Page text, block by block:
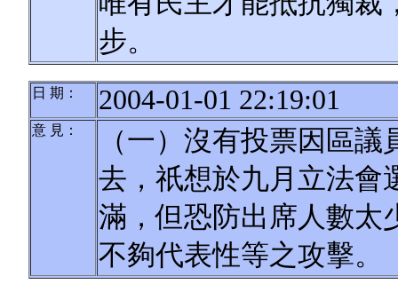
步。
日 期： 2004-01-01 22:19:01
意 見：
（一）沒有投票因區
去，祇想於九月立法會
滿，但恐防出席人數太
不夠代表性等之攻擊。